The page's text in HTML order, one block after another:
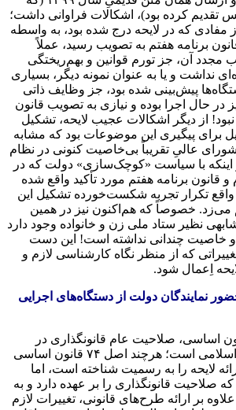
تقدیم کرده بود)، اشکالات فراوانی داشت؛
مفادی که در لایحه درج شده بود، به واسطه
برنامه هفتم به تصویب رسید، عملاً
مجدد آن، جز تورم قوانین و بهم‌ریختگی
نداشت و یا به عنوان نمونه دیگر، بسیاری
پیش‌بینی شده بود، جز وظایف ذاتی
در حال اجرا بوده و نیازی به تصویب قانون
از دیگر اشکالات عجیب لایحه، تشکیل
برای پیگیری این موضوعات بود که مشابه
و شورای عالیِ تقریباً بی‌خاصیت کنونی در نظام
اینکه با سیاست «کوچک‌سازی» دولت که در
برنامه هفتم مورد تأکید واقع شده
واقع تکرار تجربه شکست‌خورده تشکیل این
می‌زد. خصوصاً که هم‌اکنون نیز در همین
نظیر ستاد ملی زن و خانواده وجود دارد
خاصیت چندانی نداشته است! این دست
که از منظر نگاه کارشناسی لازم و
اِعمال شود.
نمایندگان دولت از دستگاه‌های اجرایی
اصل ۷۱ قانون اساسی، صلاحیت عام قانونگذاری در
اختیار مجلس شورای اسلامی است؛ هرچند اصل ۷۴ قانون اساسی
لایحه را به رسمیت شناخته است، اما
صلاحیت قانونگذاری را بر عهده دارد و به
بر ارائه طرح‌های قانونی، تغییرات لازم